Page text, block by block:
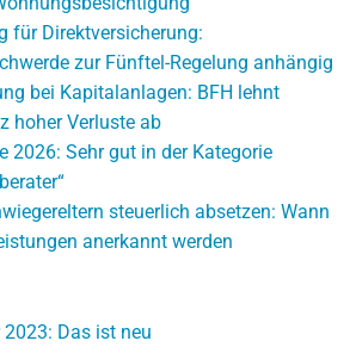
für Direktversicherung:
zur Fünftel-Regelung anhängig
bei Kapitalanlagen: BFH lehnt
hoher Verluste ab
2026: Sehr gut in der Kategorie
steuerlich absetzen: Wann
anerkannt werden
Das ist neu